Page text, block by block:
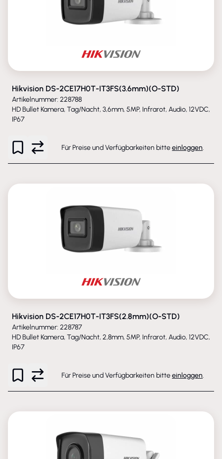
Hikvision DS-2CE17H0T-IT3FS(3.6mm)(O-STD)
Artikelnummer: 228788
HD Bullet Kamera, Tag/Nacht, 3,6mm, 5MP, Infrarot, Audio, 12VDC,
IP67
Für Preise und Verfügbarkeiten bitteeinloggen.
Hikvision DS-2CE17H0T-IT3FS(2.8mm)(O-STD)
Artikelnummer: 228787
HD Bullet Kamera, Tag/Nacht, 2,8mm, 5MP, Infrarot, Audio, 12VDC,
IP67
Für Preise und Verfügbarkeiten bitteeinloggen.